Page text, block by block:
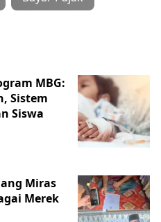
MBG:
Sistem
Siswa
Miras
Merek